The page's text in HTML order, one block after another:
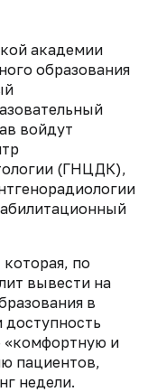
академии
образования
войдут
(ГНЦДК),
которая, по
вывести на
в
«комфортную и
пациентов,
недели.